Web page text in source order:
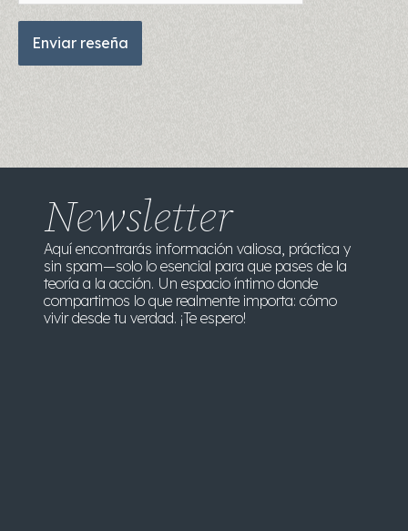
Newsletter
Aquí encontrarás información valiosa, práctica y
sin spam—solo lo esencial para que pases de la
teoría a la acción. Un espacio íntimo donde
compartimos lo que realmente importa: cómo
vivir desde tu verdad. ¡Te espero!